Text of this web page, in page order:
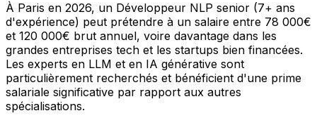
À Paris en 2026, un Développeur NLP senior (7+ ans
d'expérience) peut prétendre à un salaire entre 78 000€
et 120 000€ brut annuel, voire davantage dans les
grandes entreprises tech et les startups bien financées.
Les experts en LLM et en IA générative sont
particulièrement recherchés et bénéficient d'une prime
salariale significative par rapport aux autres
spécialisations.